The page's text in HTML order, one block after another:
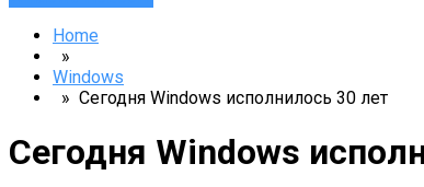
Home
»
Windows
» Сегодня Windows исполнилось 30 лет
Сегодня Windows